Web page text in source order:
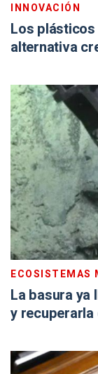
INNOVACIÓN
Los plásticos
alternativa
ECOSISTEMAS
La basura ya
y